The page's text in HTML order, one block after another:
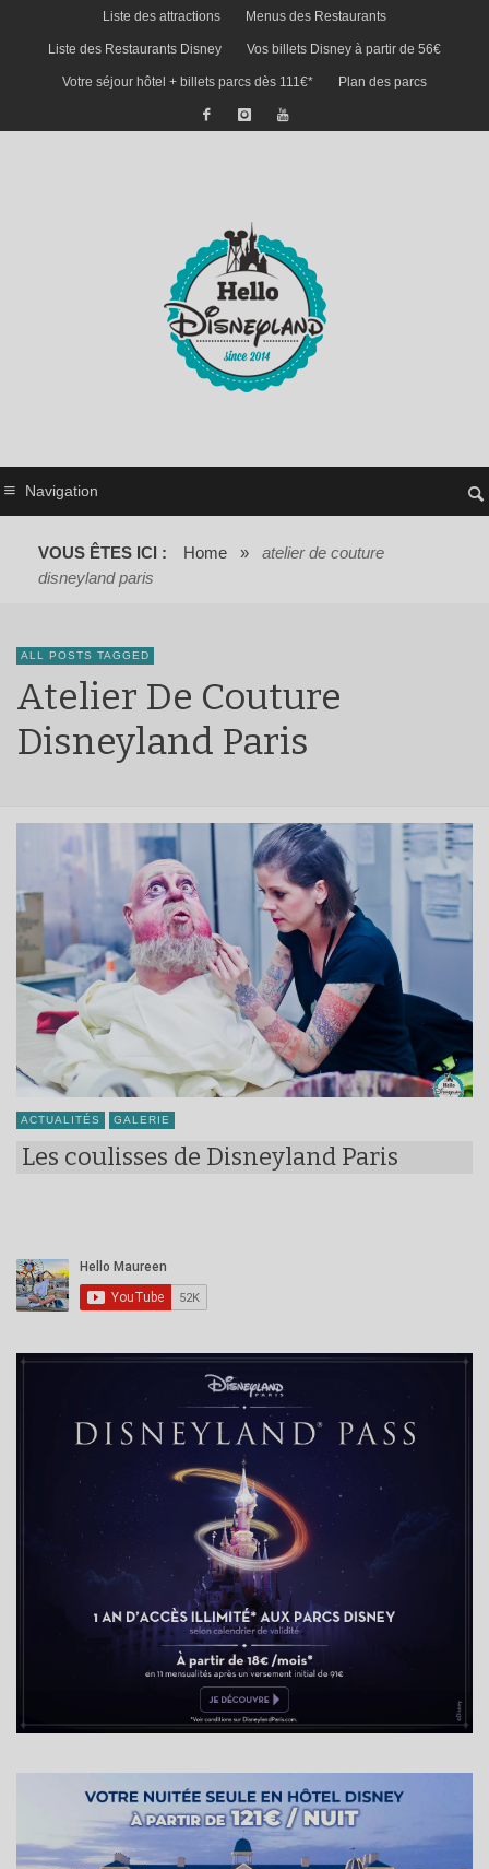
Liste des attractions Menus des Restaurants
Liste des Restaurants Disney Vos billets Disney à partir de 56€
Votre séjour hôtel + billets parcs dès 111€* Plan des parcs
Navigation
VOUS ÊTES ICI : Home »
atelier de couture
disneyland paris
ALL POSTS TAGGED
Atelier De Couture
Disneyland Paris
ACTUALITÉS GALERIE
Les coulisses de Disneyland Paris